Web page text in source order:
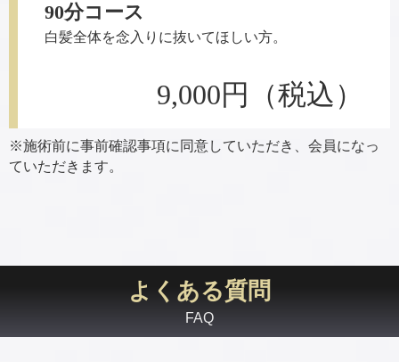
9,000円 （税込）
90分コース
白髪全体を念入りに抜いてほしい方。
※施術前に事前確認事項に同意していただき、会員になっ
ていただきます。
よくある質問
FAQ